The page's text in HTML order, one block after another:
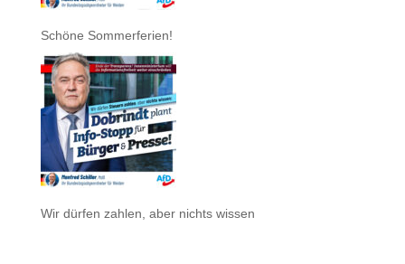
Schöne Sommerferien!
Wir dürfen zahlen, aber nichts wissen